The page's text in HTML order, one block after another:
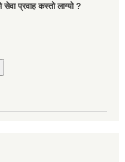
सेवा प्रवाह कस्तो लाग्यो ?